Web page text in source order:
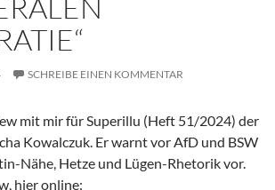
SCHREIBE EINEN KOMMENTAR
mit mir für Superillu (Heft 51/2024) der
Kowalczuk. Er warnt vor AfD und BSW
Nähe, Hetze und Lügen-Rhetorik vor.
hier online: